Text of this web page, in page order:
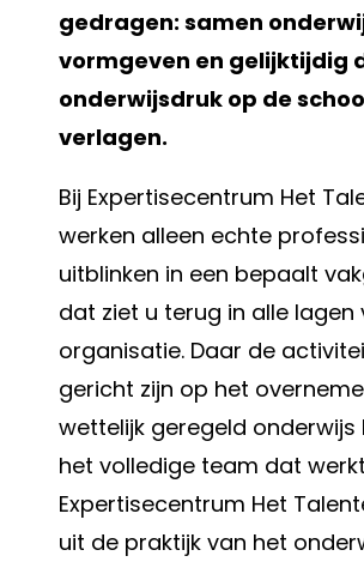
gedragen: samen
vormgeven en gelijktijdig
onderwijsdruk op de
verlagen.
Bij Expertisecentrum Het
werken alleen echte
uitblinken in een bepaalt
dat ziet u terug in alle lagen
organisatie. Daar de
gericht zijn op het
wettelijk geregeld onderwijs
het volledige team dat
Expertisecentrum Het
uit de praktijk van het